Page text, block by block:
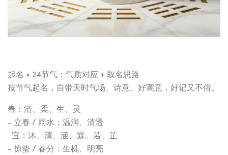
起名 × 24节气：气质对应 + 取名思路
按节气起名，自带天时气场、诗意、好寓意，好记又不俗。
春：清、柔、生、灵
- 立春 / 雨水：温润、清透
宜：沐、清、涵、霖、若、芷
- 惊蛰 / 春分：生机、明亮